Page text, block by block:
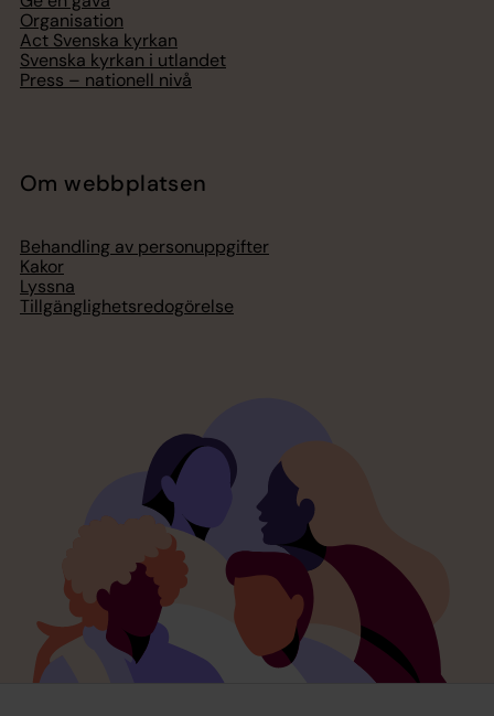
Organisation
Act Svenska kyrkan
Svenska kyrkan i utlandet
Press – nationell nivå
Om webbplatsen
Behandling av personuppgifter
Kakor
Lyssna
Tillgänglighetsredogörelse